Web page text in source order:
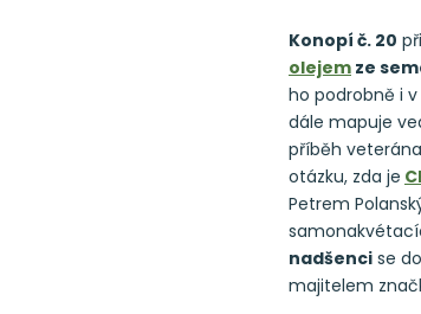
Konopí č. 20
olejem ze
ho podrobně i
dále mapuje
příběh
otázku, zda je
Petrem
nadšenci se
majitelem